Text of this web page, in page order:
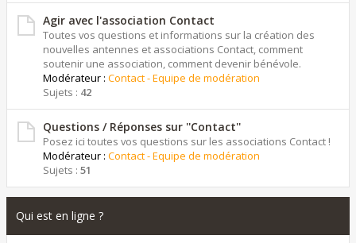
Agir avec l'association Contact
Toutes vos questions et informations sur la création des
nouvelles antennes et associations Contact, comment
soutenir une association, comment devenir bénévole.
Modérateur : Contact - Equipe de modération
Sujets : 42
Questions / Réponses sur ''Contact''
Posez ici toutes vos questions sur les associations Contact !
Modérateur : Contact - Equipe de modération
Sujets : 51
Qui est en ligne ?